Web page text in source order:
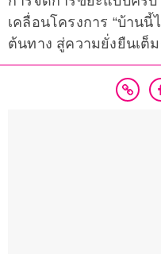
เคลื่อนโครงการ “บ้าน
ต้นทาง สู่ความยั่งยืนเต็